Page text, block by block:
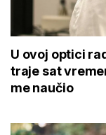
U ovoj optici
sat vremena:
naučio